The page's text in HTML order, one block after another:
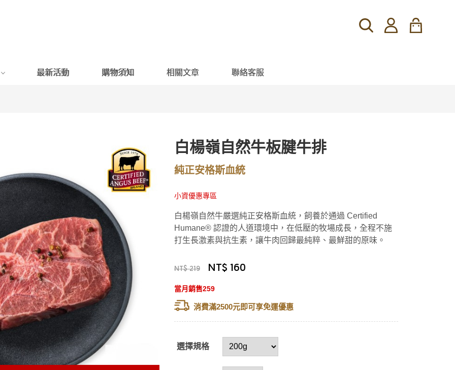
最新活動 購物須知 相關文章 聯絡客服
白楊嶺自然牛板腱牛排
純正安格斯血統
小資優惠專區
白楊嶺自然牛嚴選純正安格斯血統，飼養於通過 Certified
Humane® 認證的人道環境中，在低壓的牧場成長，全程不施
打生長激素與抗生素，讓牛肉回歸最純粹、最鮮甜的原味。
NT$ 219 NT$ 160
當月銷售259
消費滿2500元即可享免運優惠
選擇規格